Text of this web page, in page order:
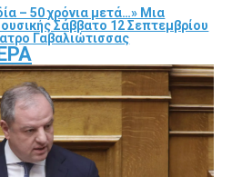
– 50 χρόνια μετά…» Μια
Σάββατο 12 Σεπτεμβρίου
Γαβαλιώτισσας